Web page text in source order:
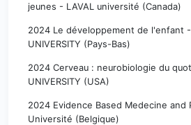
jeunes - LAVAL université (Canada)
2024 Le développement de l'enfant -
UNIVERSITY (Pays-Bas)
2024 Cerveau : neurobiologie du
UNIVERSITY (USA)
2024 Evidence Based Medecine and
Université (Belgique)